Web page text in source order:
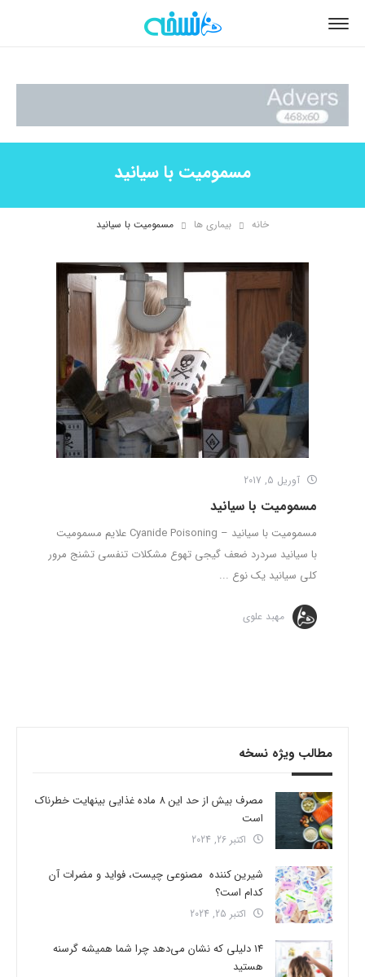
مسمومیت با سیانید
خانه بیماری ها مسمومیت با سیانید
آوریل 5, 2017
مسمومیت با سیانید
مسمومیت با سیانید – Cyanide Poisoning علایم مسمومیت
با سیانید سردرد ضعف گیجی تهوع مشکلات تنفسی تشنج مرور
کلی سیانید یک نوع ...
مهبد علوی
مطالب ویژه نسخه
مصرف بیش از حد این 8 ماده غذایی بینهایت خطرناک
است
اکتبر 26, 2024
شیرین کننده مصنوعی چیست، فواید و مضرات آن
کدام است؟
اکتبر 25, 2024
14 دلیلی که نشان می‌دهد چرا شما همیشه گرسنه
هستید